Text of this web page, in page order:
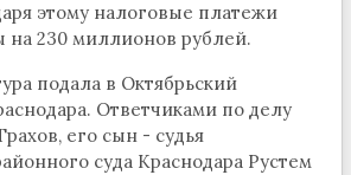
этому налоговые платежи
230 миллионов рублей.
подала в Октябрьский
Ответчиками по делу
его сын - судья
суда Краснодара Рустем